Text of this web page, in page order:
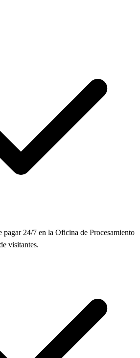
pagar 24/7 en la Oficina de Procesamiento
visitantes.